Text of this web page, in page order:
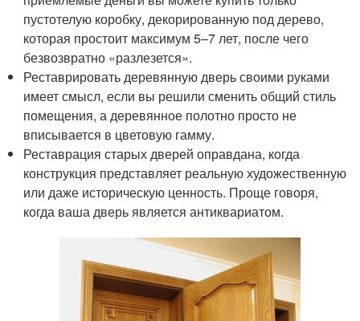
пустотелую коробку, декорированную под дерево,
которая простоит максимум 5–7 лет, после чего
безвозвратно «разлезется».
Реставрировать деревянную дверь своими руками
имеет смысл, если вы решили сменить общий стиль
помещения, а деревянное полотно просто не
вписывается в цветовую гамму.
Реставрация старых дверей оправдана, когда
конструкция представляет реальную художественную
или даже историческую ценность. Проще говоря,
когда ваша дверь является антиквариатом.